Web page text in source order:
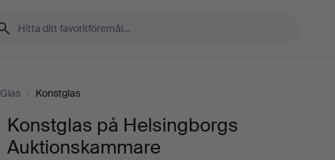
Glas / Konstglas
Konstglas på Helsingborgs
Auktionskammare